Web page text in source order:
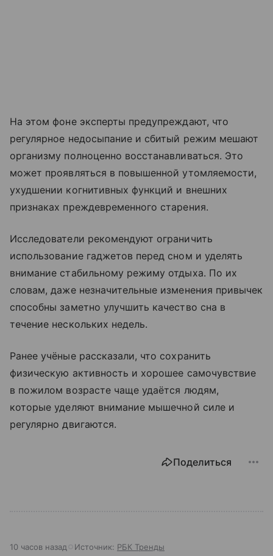
На этом фоне эксперты предупреждают, что
регулярное недосыпание и сбитый режим мешают
организму полноценно восстанавливаться. Это
может проявляться в повышенной утомляемости,
ухудшении когнитивных функций и внешних
признаках преждевременного старения.
Исследователи рекомендуют ограничить
использование гаджетов перед сном и уделять
внимание стабильному режиму отдыха. По их
словам, даже незначительные изменения привычек
способны заметно улучшить качество сна в
течение нескольких недель.
Ранее учёные рассказали, что сохранить
физическую активность и хорошее самочувствие
в пожилом возрасте чаще удаётся людям,
которые уделяют внимание мышечной силе и
регулярно двигаются.
Поделиться
10 часов назад Источник: РБК Тренды